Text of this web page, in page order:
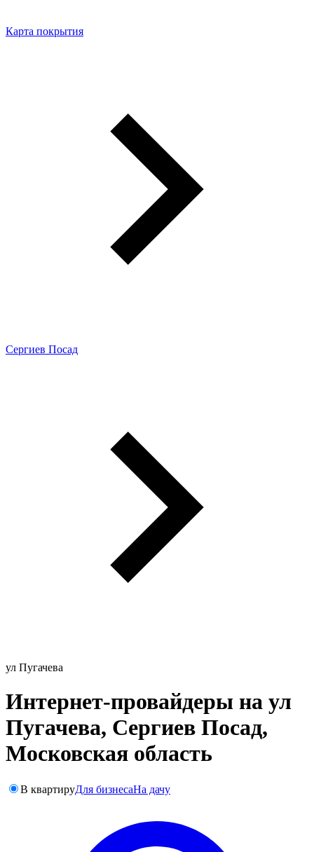
Карта покрытия
Сергиев Посад
ул Пугачева
Интернет-провайдеры на ул
Пугачева, Сергиев Посад,
Московская область
В квартируДля бизнесаНа дачу